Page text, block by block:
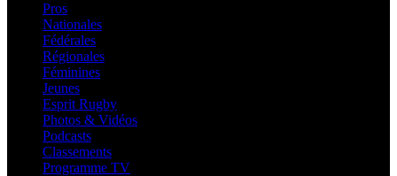
Pros
Nationales
Fédérales
Régionales
Féminines
Jeunes
Esprit Rugby
Photos & Vidéos
Podcasts
Classements
Programme TV